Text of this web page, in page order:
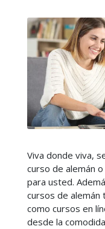
Viva donde viva,
curso de alemán
para usted.
cursos de
como cursos en
desde la